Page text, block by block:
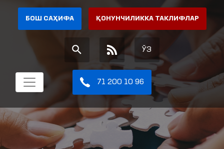
БОШ САҲИФА ҚОНУНЧИЛИККА ТАКЛИФЛАР
ЎЗ
71 200 10 96